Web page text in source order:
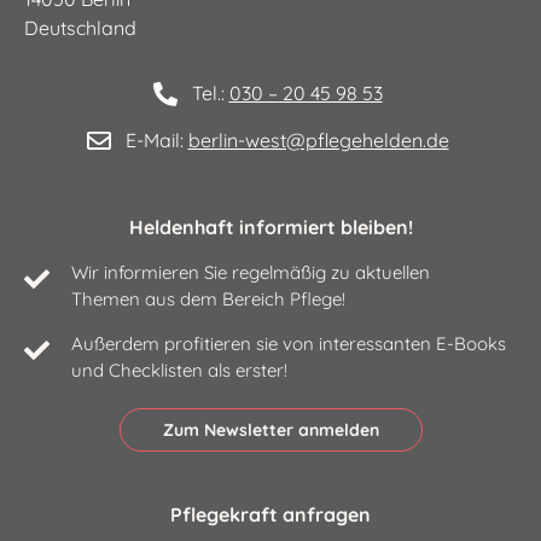
12165 Berlin
10553 Berlin
10435 Berlin
10783 Berlin
10829 Berlin
10827 Berlin
12055 Berlin
10119 Berlin
Deutschland
Tel.: 030 – 20 45 98 53
E-Mail: berlin-west@pflegehelden.de
Heldenhaft informiert bleiben!
Wir informieren Sie regelmäßig zu aktuellen
Themen aus dem Bereich Pflege!
Außerdem profitieren sie von interessanten E-Books
und Checklisten als erster!
Zum Newsletter anmelden
Pflegekraft anfragen